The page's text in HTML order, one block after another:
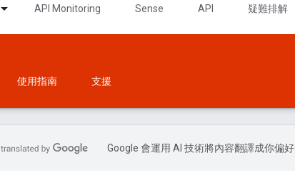
API Monitoring Sense API 疑難排解
使用指南 支援
Google 會運用 AI 技術將內容翻譯成你偏